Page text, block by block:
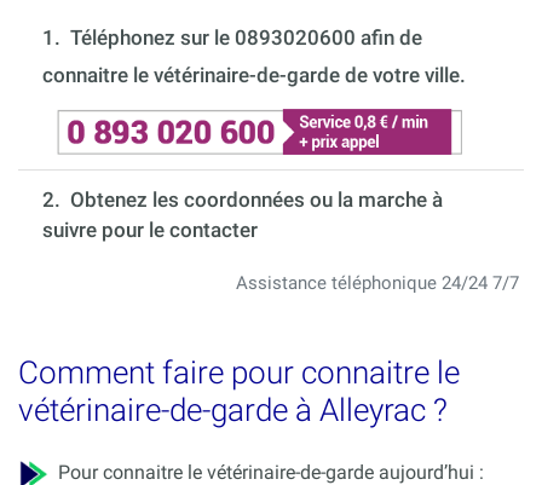
1. Téléphonez sur le 0893020600 afin de
connaitre le vétérinaire-de-garde de votre ville.
2. Obtenez les coordonnées ou la marche à
suivre pour le contacter
Assistance téléphonique 24/24 7/7
Comment faire pour connaitre le
vétérinaire-de-garde à Alleyrac ?
Pour connaitre le vétérinaire-de-garde aujourd’hui :